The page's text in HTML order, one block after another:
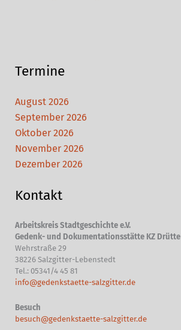
Termine
August 2026
September 2026
Oktober 2026
November 2026
Dezember 2026
Kontakt
Arbeitskreis Stadtgeschichte e.V.
Gedenk- und Dokumentationsstätte KZ Drütte
Wehrstraße 29
38226 Salzgitter-Lebenstedt
Tel.: 05341/4 45 81
info@gedenkstaette-salzgitter.de
Besuch
besuch@gedenkstaette-salzgitter.de